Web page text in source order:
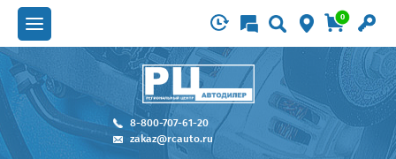
0
8-800-707-61-20
zakaz@rcauto.ru